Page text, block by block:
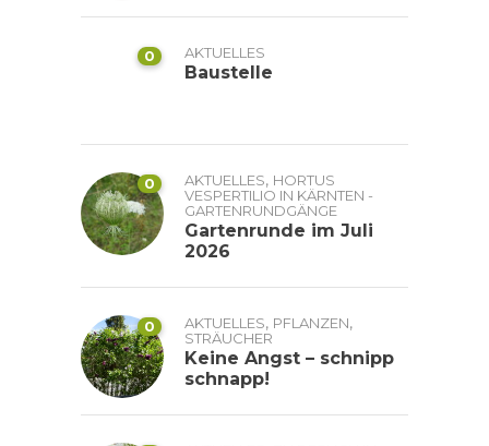
0 AKTUELLES
Baustelle
0 AKTUELLES, HORTUS
VESPERTILIO IN KÄRNTEN -
GARTENRUNDGÄNGE
Gartenrunde im Juli
2026
0 AKTUELLES, PFLANZEN,
STRÄUCHER
Keine Angst – schnipp
schnapp!